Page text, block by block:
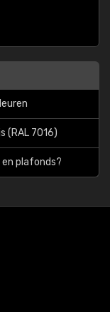
(RAL 7016)
plafonds?